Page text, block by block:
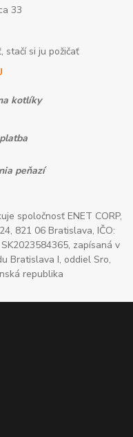
33
stačí si ju požičať
kotlíky
peňazí
spoločnosť ENET CORP,
821 06 Bratislava, IČO:
zapísaná v
Bratislava I, oddiel Sro,
republika